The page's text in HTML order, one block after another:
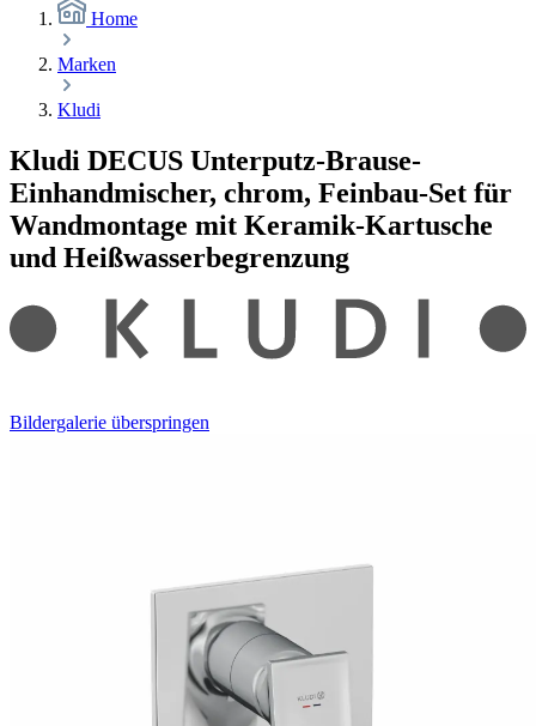
Home
Marken
Kludi
Kludi DECUS Unterputz-Brause-
Einhandmischer, chrom, Feinbau-Set für
Wandmontage mit Keramik-Kartusche
und Heißwasserbegrenzung
Bildergalerie überspringen